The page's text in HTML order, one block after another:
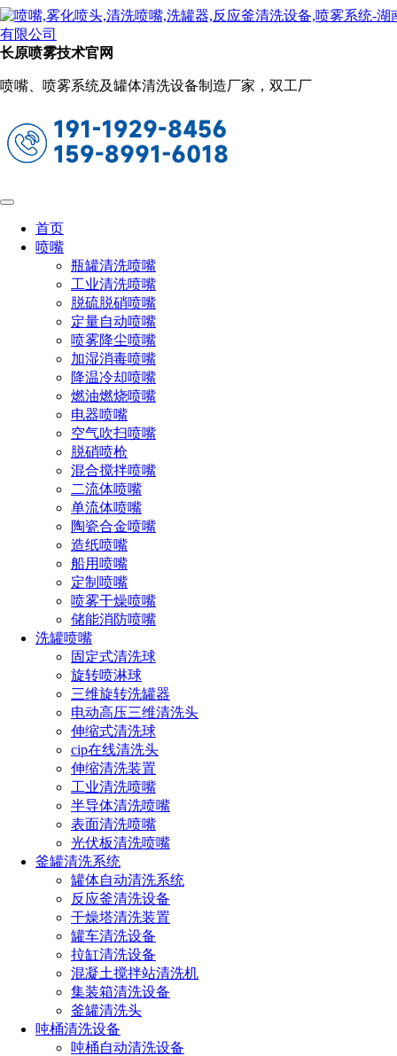
长原喷雾技术官网
喷嘴、喷雾系统及罐体清洗设备制造厂家，双工厂
首页
喷嘴
瓶罐清洗喷嘴
工业清洗喷嘴
脱硫脱硝喷嘴
定量自动喷嘴
喷雾降尘喷嘴
加湿消毒喷嘴
降温冷却喷嘴
燃油燃烧喷嘴
电器喷嘴
空气吹扫喷嘴
脱硝喷枪
混合搅拌喷嘴
二流体喷嘴
单流体喷嘴
陶瓷合金喷嘴
造纸喷嘴
船用喷嘴
定制喷嘴
喷雾干燥喷嘴
储能消防喷嘴
洗罐喷嘴
固定式清洗球
旋转喷淋球
三维旋转洗罐器
电动高压三维清洗头
伸缩式清洗球
cip在线清洗头
伸缩清洗装置
工业清洗喷嘴
半导体清洗喷嘴
表面清洗喷嘴
光伏板清洗喷嘴
釜罐清洗系统
罐体自动清洗系统
反应釜清洗设备
干燥塔清洗装置
罐车清洗设备
拉缸清洗设备
混凝土搅拌站清洗机
集装箱清洗设备
釜罐清洗头
吨桶清洗设备
吨桶自动清洗设备
新闻动态
当前位置：
卫生级喷淋球自动清洗系统供应商推荐
2025-05-28 09:57:42 阅读量：341
在制药、食品、乳品、生物发酵等高洁净行业中，罐体内部清
洗的洁净度直接关系到产品品质和生产安全。传统人工清洗方
准的严苛要求。为此，长原喷雾技术推出了卫生级喷淋球自动
清洗系统，为您带来高效、稳定、符合行业标准的罐内清洗解
决方案！
为什么选择我们的自动清洗系统？
1. 卫生级设计
采用316L不锈钢材质，无死角、无残留，彻底杜绝二次污
2. 自动旋转喷淋球，清洗无死角
喷淋球内部自动旋转设计，形成全方位360°覆盖式清洗，适配
不同大小罐体、反应釜、IBC吨桶等设备。
3. 高效节水节能
高压低流量设计，优化水资源利用率，平均比人工清洗节省用
水30%以上，真正实现绿色清洗。
4. 自动控制系统，支持远程操作
可集成PLC控制系统，实现自动开启、定时清洗、故障报警等
功能。亦可联动CIP系统，完成在线清洗（Cleaning In
Place）。
5. 多型号可选，定制化服务
提供多种规格流量、清洗半径、连接方式的喷淋球选择，可根
据客户罐体结构、清洗介质、工艺需求定制解决方案。
应用场景广泛，实力验证品质
制药行业：发酵罐、配液罐、纯化水罐
食品行业：糖浆罐、饮料罐、乳制品储罐
日化行业：乳化釜、混合罐、储液罐
化工行业：高粘度反应釜、中间体溶液罐
工程案例分享
我们已为多家知名企业提供系统集成方案，助力企业提高生产
效率，降低运营成本，顺利通过各类GMP验证与审计。
长原不仅是喷淋球的供应商，更是清洗系统一站式解决方案的
提供者。从选型、设计、安装到售后，专业工程团队全程为您
服务。